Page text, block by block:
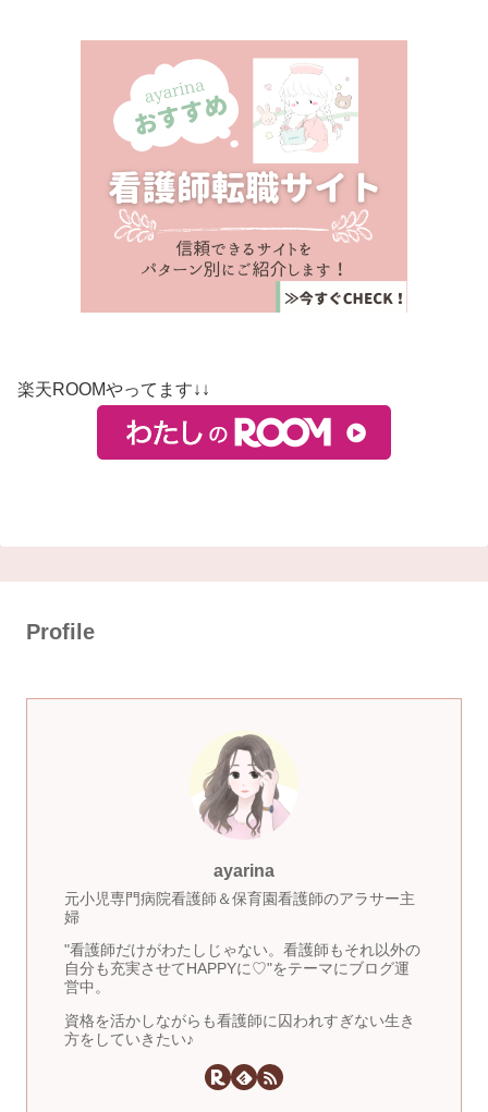
楽天ROOMやってます↓↓
Profile
ayarina
元小児専門病院看護師＆保育園看護師のアラサー主
婦
"看護師だけがわたしじゃない。看護師もそれ以外の
自分も充実させてHAPPYに♡"をテーマにブログ運
営中。
資格を活かしながらも看護師に囚われすぎない生き
方をしていきたい♪